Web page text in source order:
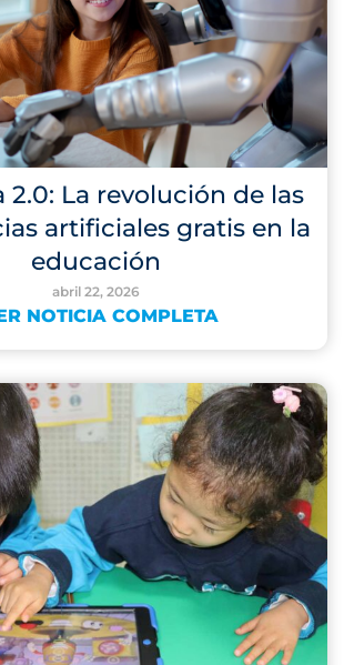
2.0: La revolución de las
artificiales gratis en la
educación
abril 22, 2026
NOTICIA COMPLETA